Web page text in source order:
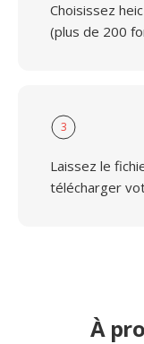
Choisissez
(plus de 200
3
Laissez le
télécharger
À